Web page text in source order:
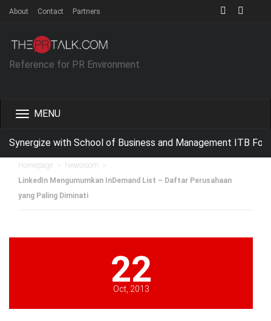
About Contact Partners
Reference for PR Environment
Toggle
Synergize with School of Business and Management ITB For
Homepage Newsroom
LinkedIn Mengumumkan InDemand List – Daftar Perusahaan
yang Paling Diminati
22
Oct, 2013